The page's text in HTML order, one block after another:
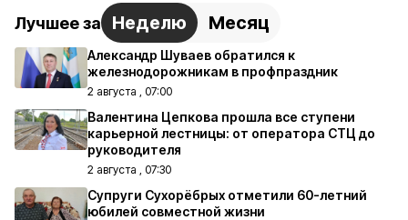
Лучшее за Неделю Месяц
Александр Шуваев обратился к
железнодорожникам в профпраздник
2 августа , 07:00
Валентина Цепкова прошла все ступени
карьерной лестницы: от оператора СТЦ до
руководителя
2 августа , 07:30
Супруги Сухорёбрых отметили 60-летний
юбилей совместной жизни